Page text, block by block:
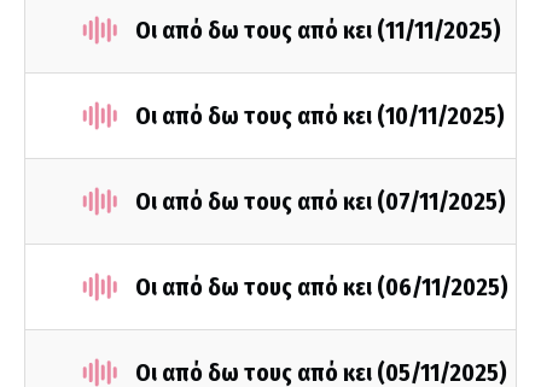
Οι από δω τους από κει (11/11/2025)
Οι από δω τους από κει (10/11/2025)
Οι από δω τους από κει (07/11/2025)
Οι από δω τους από κει (06/11/2025)
Οι από δω τους από κει (05/11/2025)